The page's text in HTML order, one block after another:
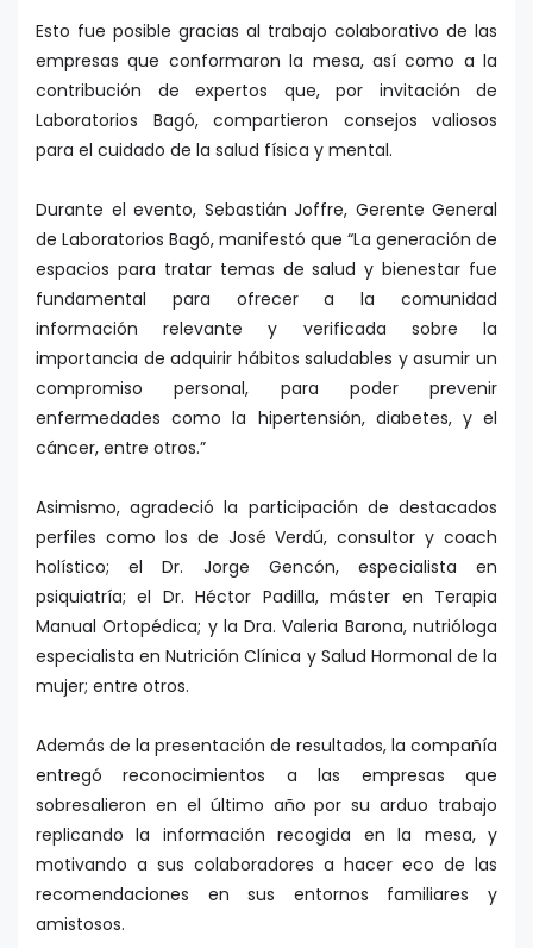
Esto fue posible gracias al trabajo colaborativo de las
empresas que conformaron la mesa, así como a la
contribución de expertos que, por invitación de
Laboratorios Bagó, compartieron consejos valiosos
para el cuidado de la salud física y mental.
Durante el evento, Sebastián Joffre, Gerente General
de Laboratorios Bagó, manifestó que “La generación de
espacios para tratar temas de salud y bienestar fue
fundamental para ofrecer a la comunidad
información relevante y verificada sobre la
importancia de adquirir hábitos saludables y asumir un
compromiso personal, para poder prevenir
enfermedades como la hipertensión, diabetes, y el
cáncer, entre otros.”
Asimismo, agradeció la participación de destacados
perfiles como los de José Verdú, consultor y coach
holístico; el Dr. Jorge Gencón, especialista en
psiquiatría; el Dr. Héctor Padilla, máster en Terapia
Manual Ortopédica; y la Dra. Valeria Barona, nutrióloga
especialista en Nutrición Clínica y Salud Hormonal de la
mujer; entre otros.
Además de la presentación de resultados, la compañía
entregó reconocimientos a las empresas que
sobresalieron en el último año por su arduo trabajo
replicando la información recogida en la mesa, y
motivando a sus colaboradores a hacer eco de las
recomendaciones en sus entornos familiares y
amistosos.